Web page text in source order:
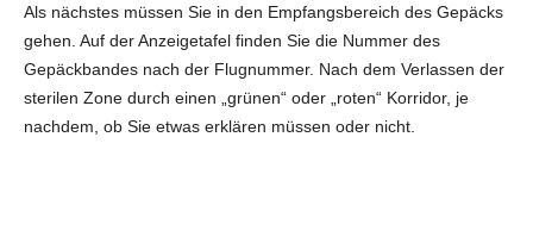
Als nächstes müssen Sie in den Empfangsbereich des Gepäcks
gehen. Auf der Anzeigetafel finden Sie die Nummer des
Gepäckbandes nach der Flugnummer. Nach dem Verlassen der
sterilen Zone durch einen „grünen“ oder „roten“ Korridor, je
nachdem, ob Sie etwas erklären müssen oder nicht.